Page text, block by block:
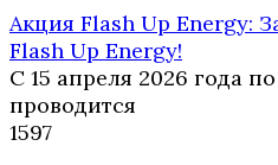
Акция Flash Up Energy:
Flash Up Energy!
С 15 апреля 2026 года
проводится
1597